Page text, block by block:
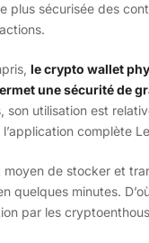
plus sécurisée des
le crypto wallet
une sécurité de
son utilisation est
l’application complète
moyen de stocker et
quelques minutes.
par les